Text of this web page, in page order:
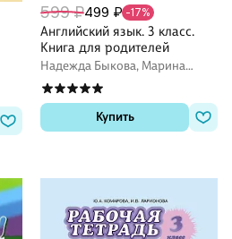
599 ₽499 ₽ -17%
Английский язык. 3 класс.
Книга для родителей
Надежда Быкова, Марина
Поспелова
Купить